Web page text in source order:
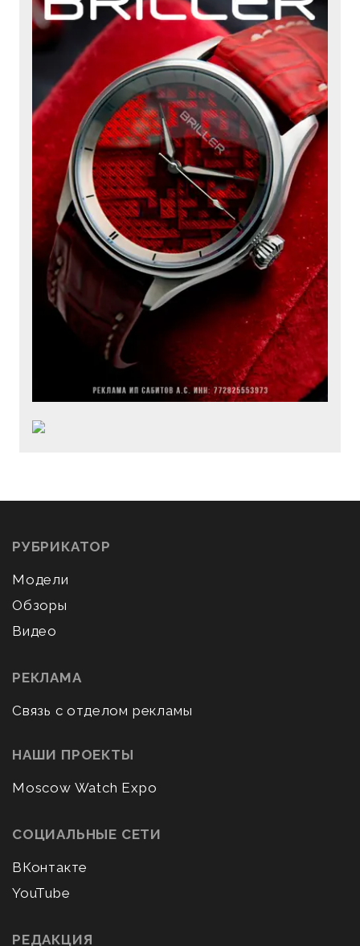
РУБРИКАТОР
Модели
Обзоры
Видео
РЕКЛАМА
Связь с отделом рекламы
НАШИ ПРОЕКТЫ
Moscow Watch Expo
СОЦИАЛЬНЫЕ СЕТИ
ВКонтакте
YouTube
РЕДАКЦИЯ